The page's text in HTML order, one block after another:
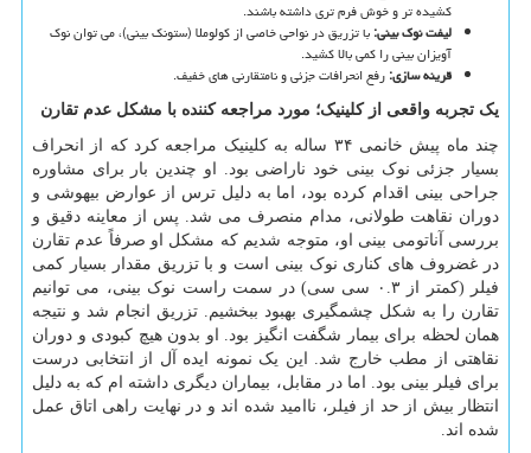
کشیده تر و خوش فرم تری داشته باشند.
لیفت نوک بینی:با تزریق در نواحی خاصی از کولوملا (ستونک بینی)، می توان نوک
آویزان بینی را کمی بالا کشید.
قرینه سازی:رفع انحرافات جزئی و نامتقارنی های خفیف.
یک تجربه واقعی از کلینیک؛ مورد مراجعه کننده با مشکل عدم تقارن
چند ماه پیش خانمی ۳۴ ساله به کلینیک مراجعه کرد که از انحراف
بسیار جزئی نوک بینی خود ناراضی بود. او چندین بار برای مشاوره
جراحی بینی اقدام کرده بود، اما به دلیل ترس از عوارض بیهوشی و
دوران نقاهت طولانی، مدام منصرف می شد. پس از معاینه دقیق و
بررسی آناتومی بینی او، متوجه شدیم که مشکل او صرفاً عدم تقارن
در غضروف های کناری نوک بینی است و با تزریق مقدار بسیار کمی
فیلر (کمتر از ۰.۳ سی سی) در سمت راست نوک بینی، می توانیم
تقارن را به شکل چشمگیری بهبود ببخشیم. تزریق انجام شد و نتیجه
همان لحظه برای بیمار شگفت انگیز بود. او بدون هیچ کبودی و دوران
نقاهتی از مطب خارج شد. این یک نمونه ایده آل از انتخابی درست
برای فیلر بینی بود. اما در مقابل، بیماران دیگری داشته ام که به دلیل
انتظار بیش از حد از فیلر، ناامید شده اند و در نهایت راهی اتاق عمل
شده اند.